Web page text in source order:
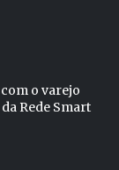
o varejo
Rede Smart